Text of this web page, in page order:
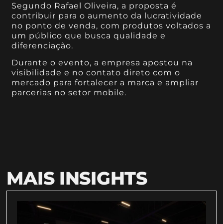
Segundo Rafael Oliveira, a proposta é
contribuir para o aumento da lucratividade
no ponto de venda, com produtos voltados a
um público que busca qualidade e
diferenciação.
Durante o evento, a empresa apostou na
visibilidade e no contato direto com o
mercado para fortalecer a marca e ampliar
parcerias no setor mobile.
MAIS INSIGHTS